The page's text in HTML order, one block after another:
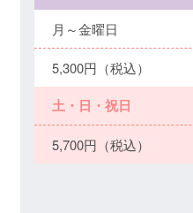
月～金曜日
5,300円（税込）
土・日・祝日
5,700円（税込）